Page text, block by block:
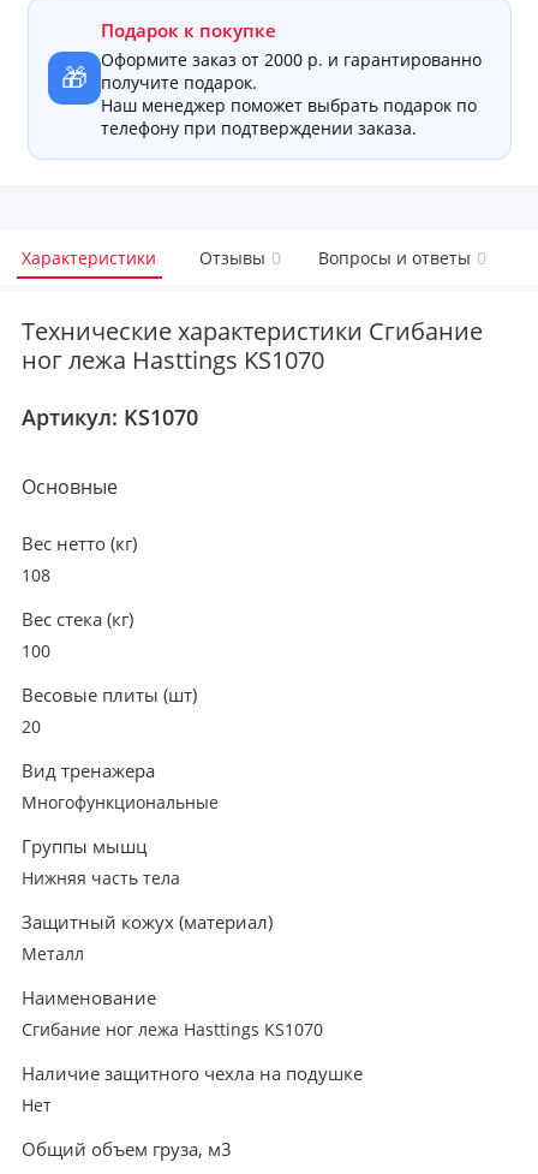
🎁
Подарок к покупке
Оформите заказ от 2000 р. и гарантированно
получите подарок.
Наш менеджер поможет выбрать подарок по
телефону при подтверждении заказа.
Характеристики Отзывы 0 Вопросы и ответы 0
Технические характеристики Сгибание
ног лежа Hasttings KS1070
Артикул: KS1070
Основные
Вес нетто (кг)
108
Вес стека (кг)
100
Весовые плиты (шт)
20
Вид тренажера
Многофункциональные
Группы мышц
Нижняя часть тела
Защитный кожух (материал)
Металл
Наименование
Сгибание ног лежа Hasttings KS1070
Наличие защитного чехла на подушке
Нет
Общий объем груза, м3